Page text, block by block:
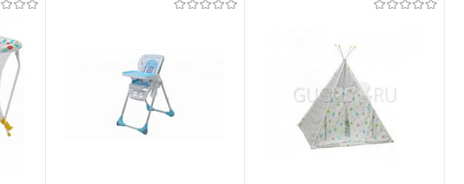
Купить в 1 клик
В избранное
Купить в 1 клик
В избранное
По запросу